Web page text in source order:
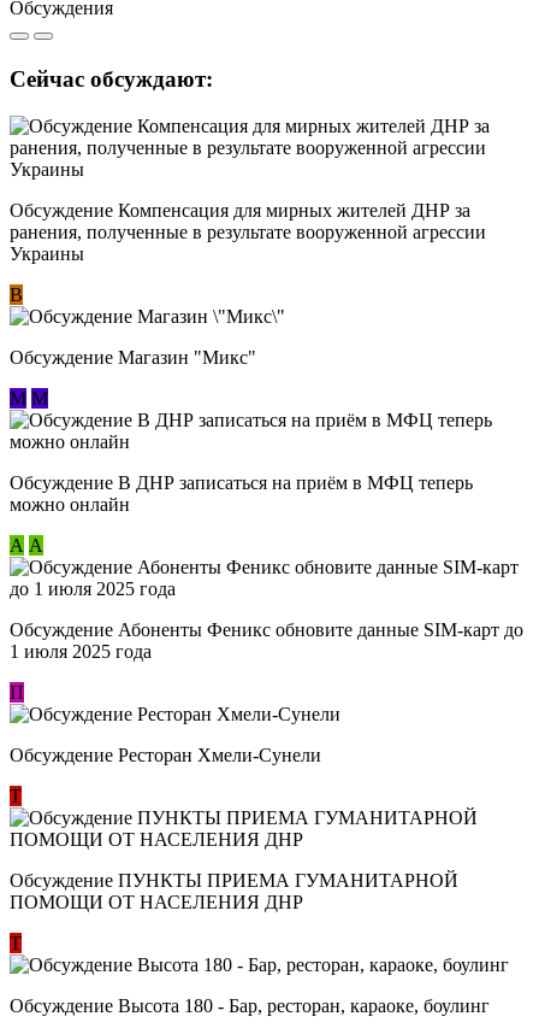
Обсуждения
Сейчас обсуждают:
Обсуждение Компенсация для мирных жителей ДНР за
ранения, полученные в результате вооруженной агрессии
Украины
В
Обсуждение Магазин "Микс"
М М
Обсуждение В ДНР записаться на приём в МФЦ теперь
можно онлайн
А А
Обсуждение Абоненты Феникс обновите данные SIM-карт до
1 июля 2025 года
П
Обсуждение Ресторан Хмели-Сунели
Т
Обсуждение ​ПУНКТЫ ПРИЕМА ГУМАНИТАРНОЙ
ПОМОЩИ ОТ НАСЕЛЕНИЯ ДНР
Т
Обсуждение Высота 180 - Бар, ресторан, караоке, боулинг